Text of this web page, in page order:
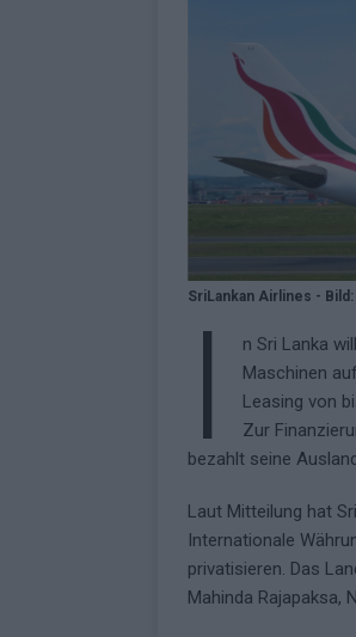
SriLankan Airlines - Bild:
I
n Sri Lanka
Maschinen
Leasing von
Zur
bezahlt seine
Laut Mitteilung hat
Internationale
privatisieren. Das
Mahinda Rajapaksa,